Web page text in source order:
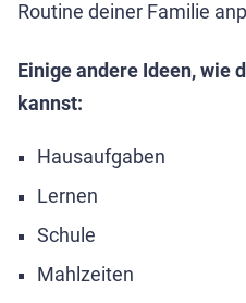
Routine deiner Familie
Einige andere Ideen, wie
kannst:
Hausaufgaben
Lernen
Schule
Mahlzeiten